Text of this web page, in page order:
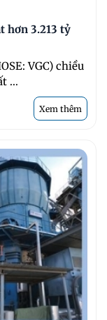
hơn 3.213 tỷ
VGC) chiều
...
Xem thêm